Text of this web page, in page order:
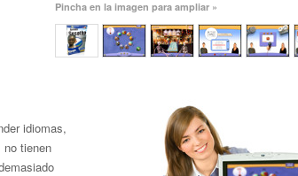
Pincha en la imagen para ampliar »
idiomas,
no tienen